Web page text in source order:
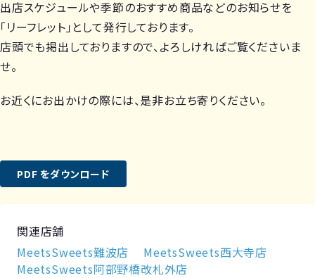
出店スケジュールや季節のおすすめ商品などのお知らせを
「リーフレット」として発行しております。
店頭でも掲出しておりますので、よろしければご覧くださいま
せ。
お近くにお出かけの際には、是非お立ち寄りください。
PDF をダウンロード
関連店舗
MeetsSweets難波店
MeetsSweets西大寺店
MeetsSweets阿部野橋改札外店